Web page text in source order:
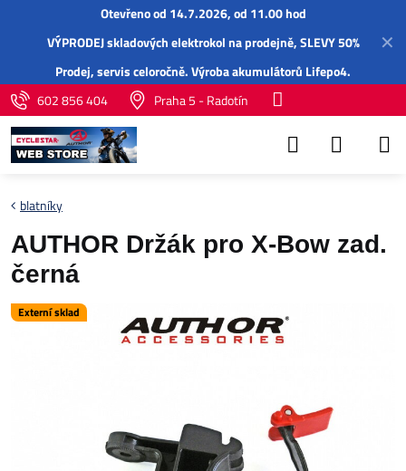
✕
Otevřeno od 14.7.2026, od 11.00 hod
VÝPRODEJ skladových elektrokol na prodejně, SLEVY 50%
Prodej,servisceloročně.Výroba akumulátorů Lifepo4.
602 856 404
Praha 5 - Radotín
Externí sklad
blatníky
AUTHOR Držák pro X-Bow zad.
černá